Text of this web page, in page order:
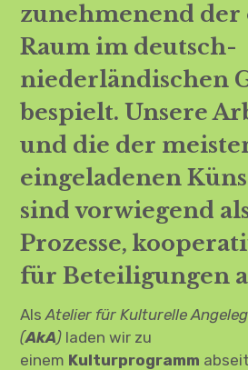
zunehmenend
Raum im deutsch-
niederländischen
bespielt. Unsere
und die der
eingeladenen
sind vorwiegend
Prozesse,
für Beteiligungen
AlsAtelier für Kulturelle
(AkA) laden wir zu
einem Kulturprogramm